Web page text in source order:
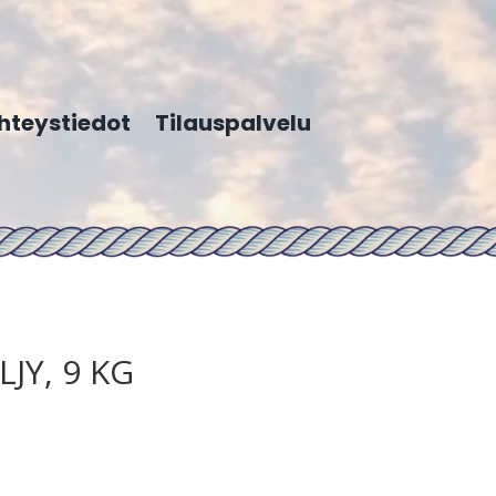
Tilauspalvelu
9 KG